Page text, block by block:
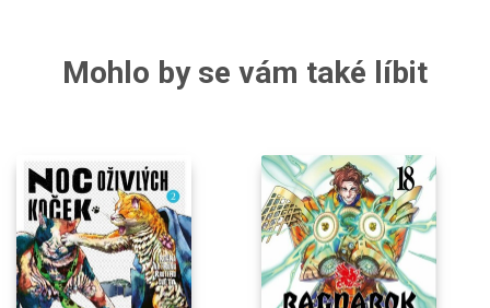
Mohlo by se vám také líbit